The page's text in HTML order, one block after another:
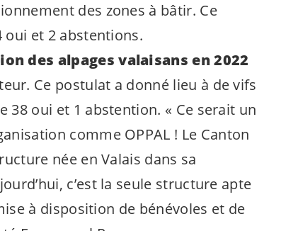
des zones à bâtir. Ce
et 2 abstentions.
des alpages valaisans en 2022
Ce postulat a donné lieu à de vifs
38 oui et 1 abstention. « Ce serait un
comme OPPAL ! Le Canton
née en Valais dans sa
c’est la seule structure apte
à disposition de bénévoles et de